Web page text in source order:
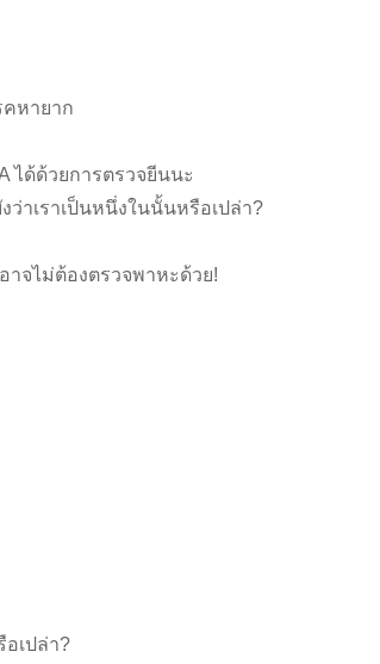
คหายาก
ได้ด้วยการตรวจยีนนะ
ว่าเราเป็นหนึ่งในนั้นหรือเปล่า?
จไม่ต้องตรวจพาหะด้วย!
อเปล่า?